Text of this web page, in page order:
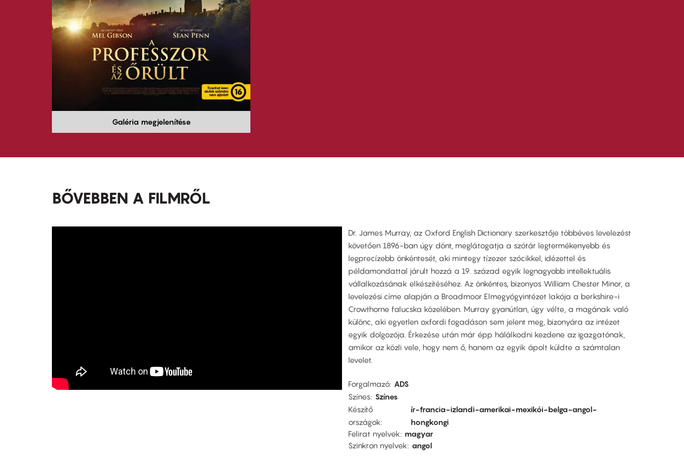
Galéria megjelenítése
BŐVEBBEN A FILMRŐL
Dr. James Murray, az Oxford English Dictionary szerkesztője többéves levelezést
követően 1896-ban úgy dönt, meglátogatja a szótár legtermékenyebb és
legprecízebb önkéntesét, aki mintegy tízezer szócikkel, idézettel és
példamondattal járult hozzá a 19. század egyik legnagyobb intellektuális
vállalkozásának elkészítéséhez. Az önkéntes, bizonyos William Chester Minor, a
levelezési címe alapján a Broadmoor Elmegyógyintézet lakója a berkshire-i
Crowthorne falucska közelében. Murray gyanútlan, úgy vélte, a magának való
különc, aki egyetlen oxfordi fogadáson sem jelent meg, bizonyára az intézet
egyik dolgozója. Érkezése után már épp hálálkodni kezdene az igazgatónak,
amikor az közli vele, hogy nem ő, hanem az egyik ápolt küldte a számtalan
levelet.
Forgalmazó ADS
Színes Színes
Készítő
országok
ír-francia-izlandi-amerikai-mexikói-belga-angol-
hongkongi
Felirat nyelvek
magyar
Szinkron nyelvek
angol